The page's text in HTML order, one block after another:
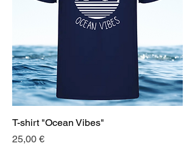
T-shirt "Ocean Vibes"
Prix
25,00 €